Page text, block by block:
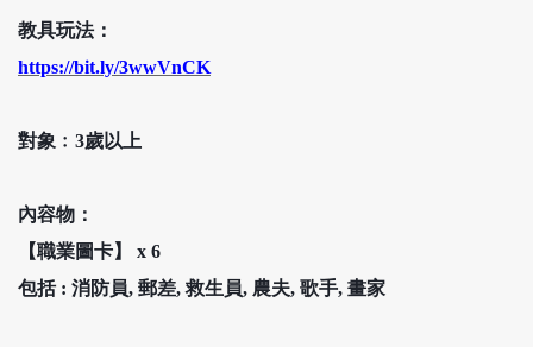
教具玩法：
https://bit.ly/3wwVnCK
對象﹕ 3歲以上
內容物：
【職業圖卡】
x 6
包括 : 消防員, 郵差, 救生員, 農夫, 歌手, 畫家